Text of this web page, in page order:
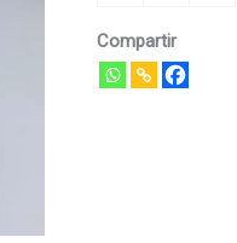
Compartir